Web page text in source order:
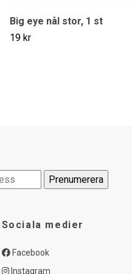
Big eye nål stor, 1 st
19 kr
Sociala medier
Facebook
Instagram